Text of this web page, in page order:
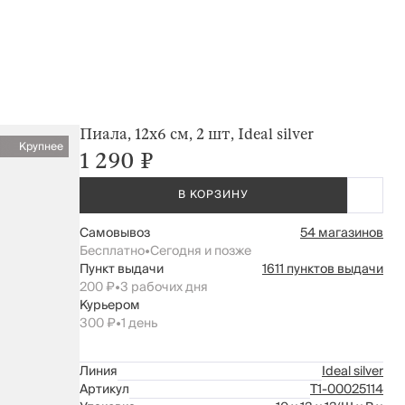
Крупнее
Пиала, 12х6 см, 2 шт, Ideal silver
1 290 ₽
В КОРЗИНУ
Самовывоз
54 магазинов
Бесплатно•Сегодня и позже
Пункт выдачи
1611 пунктов выдачи
200 ₽•3 рабочих дня
Курьером
300 ₽•1 день
Линия
Ideal silver
Артикул
Т1-00025114